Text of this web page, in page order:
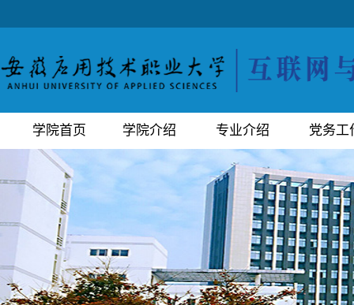
学院首页 学院介绍 专业介绍 党务工